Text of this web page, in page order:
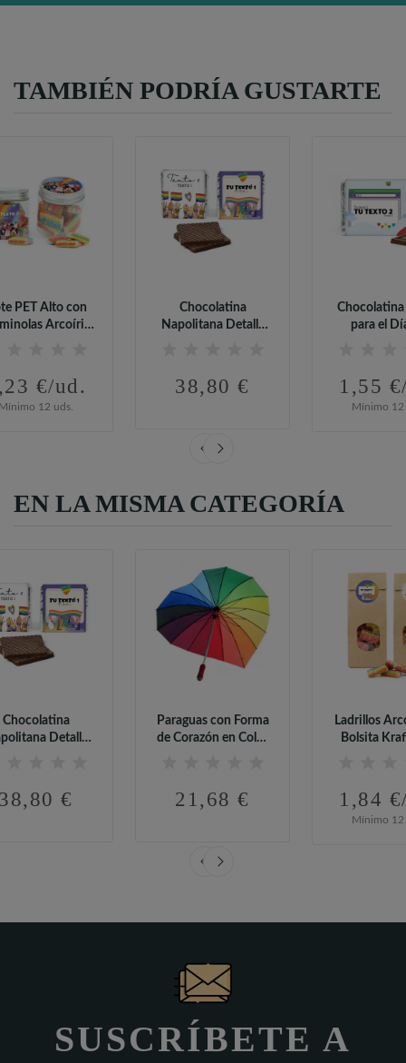
TAMBIÉN PODRÍA GUSTARTE
PET Alto con
Arcoíris
€/ud.
12 uds.
Chocolatina
Napolitana Detalle
38,80 €
Chocolatina
para el
1,55
Mínimo 12
EN LA MISMA CATEGORÍA
Chocolatina
Detalle
€
Paraguas con Forma
de Corazón en Color
21,68 €
Ladrillos
Bolsita
1,84
Mínimo 12
SUSCRÍBETE A